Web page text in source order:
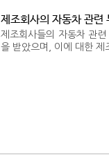
제조회사의 자동차 관련
제조회사들의 자동차 관
을 받았으며, 이에 대한